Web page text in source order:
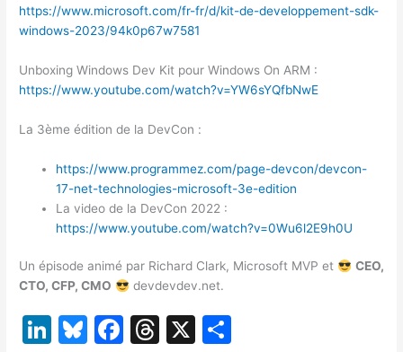
https://www.microsoft.com/fr-fr/d/kit-de-developpement-sdk-
windows-2023/94k0p67w7581
Unboxing Windows Dev Kit pour Windows On ARM :
https://www.youtube.com/watch?v=YW6sYQfbNwE
La 3ème édition de la DevCon :
https://www.programmez.com/page-devcon/devcon-
17-net-technologies-microsoft-3e-edition
La video de la DevCon 2022 :
https://www.youtube.com/watch?v=0Wu6l2E9h0U
Un épisode animé par Richard Clark, Microsoft MVP et
CEO,
CTO, CFP, CMO
devdevdev.net.
Li Bl F
T
X